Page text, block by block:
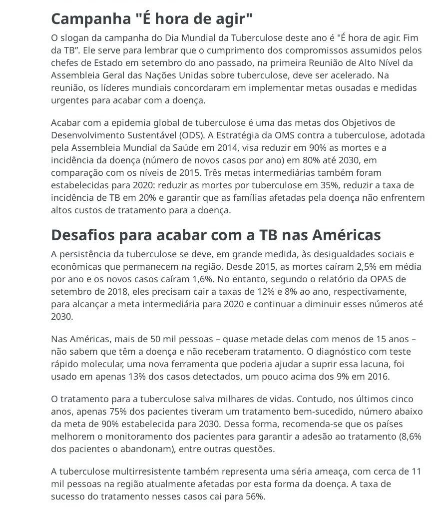
Campanha "É hora de agir"
O slogan da campanha do Dia Mundial da Tuberculose deste ano é "É hora de agir. Fim
da TB”. Ele serve para lembrar que o cumprimento dos compromissos assumidos pelos
chefes de Estado em setembro do ano passado, na primeira Reunião de Alto Nível da
Assembleia Geral das Nações Unidas sobre tuberculose, deve ser acelerado. Na
reunião, os líderes mundiais concordaram em implementar metas ousadas e medidas
urgentes para acabar com a doença.
Acabar com a epidemia global de tuberculose é uma das metas dos Objetivos de
Desenvolvimento Sustentável (ODS). A Estratégia da OMS contra a tuberculose, adotada
pela Assembleia Mundial da Saúde em 2014, visa reduzir em 90% as mortes e a
incidência da doença (número de novos casos por ano) em 80% até 2030, em
comparação com os níveis de 2015. Três metas intermediárias também foram
estabelecidas para 2020: reduzir as mortes por tuberculose em 35%, reduzir a taxa de
incidência de TB em 20% e garantir que as famílias afetadas pela doença não enfrentem
altos custos de tratamento para a doença.
Desafios para acabar com a TB nas Américas
A persistência da tuberculose se deve, em grande medida, às desigualdades sociais e
econômicas que permanecem na região. Desde 2015, as mortes caíram 2,5% em média
por ano e os novos casos caíram 1,6%. No entanto, segundo o relatório da OPAS de
setembro de 2018, eles precisam cair a taxas de 12% e 8% ao ano, respectivamente,
para alcançar a meta intermediária para 2020 e continuar a diminuir esses números até
2030.
Nas Américas, mais de 50 mil pessoas – quase metade delas com menos de 15 anos –
não sabem que têm a doença e não receberam tratamento. O diagnóstico com teste
rápido molecular, uma nova ferramenta que poderia ajudar a suprir essa lacuna, foi
usado em apenas 13% dos casos detectados, um pouco acima dos 9% em 2016.
O tratamento para a tuberculose salva milhares de vidas. Contudo, nos últimos cinco
anos, apenas 75% dos pacientes tiveram um tratamento bem-sucedido, número abaixo
da meta de 90% estabelecida para 2030. Dessa forma, recomenda-se que os países
melhorem o monitoramento dos pacientes para garantir a adesão ao tratamento (8,6%
dos pacientes o abandonam), entre outras questões.
A tuberculose multirresistente também representa uma séria ameaça, com cerca de 11
mil pessoas na região atualmente afetadas por esta forma da doença. A taxa de
sucesso do tratamento nesses casos cai para 56%.